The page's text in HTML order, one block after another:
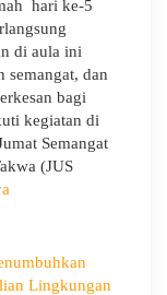
dan
Wira
untuk
Tanamkan
hari ke-5
di aula ini
semangat, dan
bagi
kegiatan di
Semangat
(JUS
:
Hari
Ke-Lingkungan